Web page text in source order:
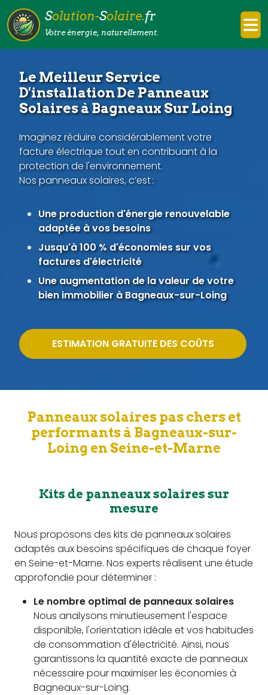
Solution-Solaire.fr
Votre énergie, naturellement.
Le Meilleur Service
D'installation De Panneaux
Solaires à Bagneaux Sur Loing
Imaginez réduire considérablement votre
facture électrique tout en contribuant à la
protection de l'environnement.
Nos panneaux solaires, c’est :
Une production d'énergie renouvelable
adaptée à vos besoins
Jusqu'à 100 % d'économies sur vos
factures d'électricité
Une augmentation de la valeur de votre
bien immobilier à Bagneaux-sur-Loing
ESTIMATION GRATUITE DES COÛTS
Panneaux solaires pas chers et
performants à Bagneaux-sur-
Loing en Seine-et-Marne
Kits de panneaux solaires sur
mesure
Nous proposons des kits de panneaux solaires
adaptés aux besoins spécifiques de chaque foyer
en Seine-et-Marne. Nos experts réalisent une étude
approfondie pour déterminer :
Le nombre optimal de panneaux solaires
Nous analysons minutieusement l'espace
disponible, l'orientation idéale et vos habitudes
de consommation d'électricité. Ainsi, nous
garantissons la quantité exacte de panneaux
nécessaire pour maximiser les économies à
Bagneaux-sur-Loing.